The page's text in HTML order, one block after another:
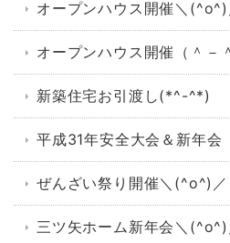
オープンハウス開催＼(^o^)
オープンハウス開催（＾－
新築住宅お引渡し(*^-^*)
平成31年安全大会＆新年会
ぜんざい祭り開催＼(^o^)／
三ツ矢ホーム新年会＼(^o^)